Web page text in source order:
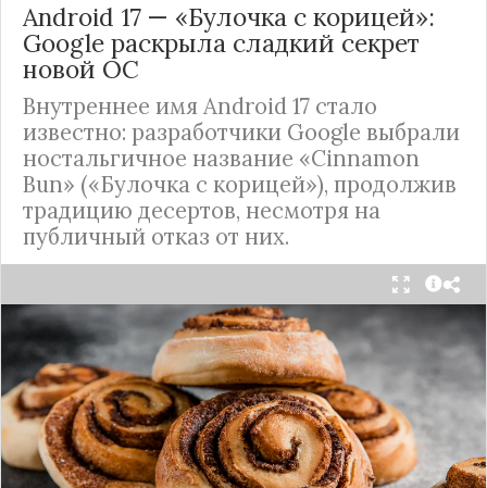
Android 17 — «Булочка с корицей»:
Google раскрыла сладкий секрет
новой ОС
Внутреннее имя Android 17 стало
известно: разработчики Google выбрали
ностальгичное название «Cinnamon
Bun» («Булочка с корицей»), продолжив
традицию десертов, несмотря на
публичный отказ от них.
Стало известно внутреннее кодовое имя
следующей крупной версии Android. Как
сообщают источники, Android 17, релиз которой
ожидается в 2026 году, разрабатывается под
названием«Cinnamon Bun»(«Булочка с
корицей»).
Это решение продолжает знаменитую традицию
Google называть версии Android в честь